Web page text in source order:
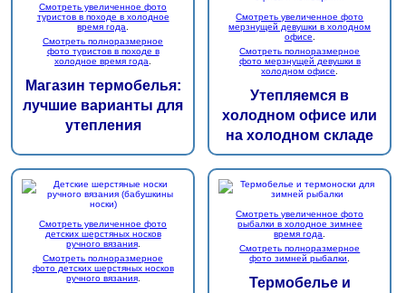
Смотреть увеличенное фото
туристов в походе в холодное
время года
Смотреть полноразмерное
фото туристов в походе в
холодное время года
Магазин термобелья:
лучшие варианты для
утепления
Смотреть увеличенное фото
мерзнущей девушки в холодном
офисе
Смотреть полноразмерное
фото мерзнущей девушки в
холодном офисе
Утепляемся в
холодном офисе или
на холодном складе
Смотреть увеличенное фото
детских шерстяных носков
ручного вязания.
Смотреть полноразмерное
фото детских шерстяных носков
ручного вязания.
Смотреть увеличенное фото
рыбалки в холодное зимнее
время года
Смотреть полноразмерное
фото зимней рыбалки
Термобелье и